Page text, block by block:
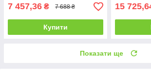
7 457,36 ₴ 7 688 ₴
Купити
15
Показати ще